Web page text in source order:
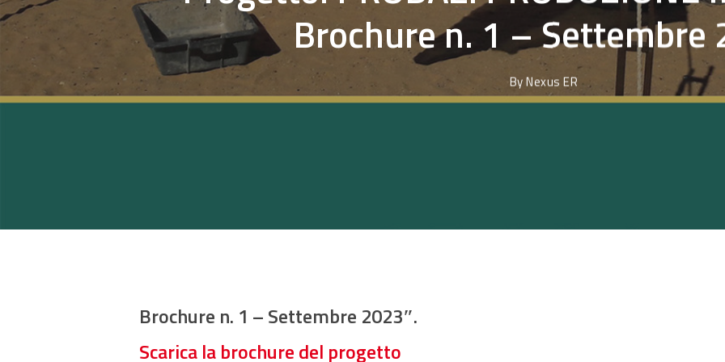
Hit enter to search or ESC to close
Brochure n. 1 – Settembre
ByNexus ER
Brochure n. 1 – Settembre 2023″.
Scarica la brochure del progetto